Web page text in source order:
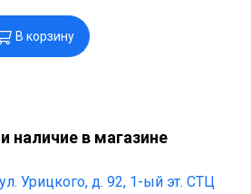
В корзину
наличие в магазине
ул. Урицкого, д. 92, 1-ый эт. СТЦ